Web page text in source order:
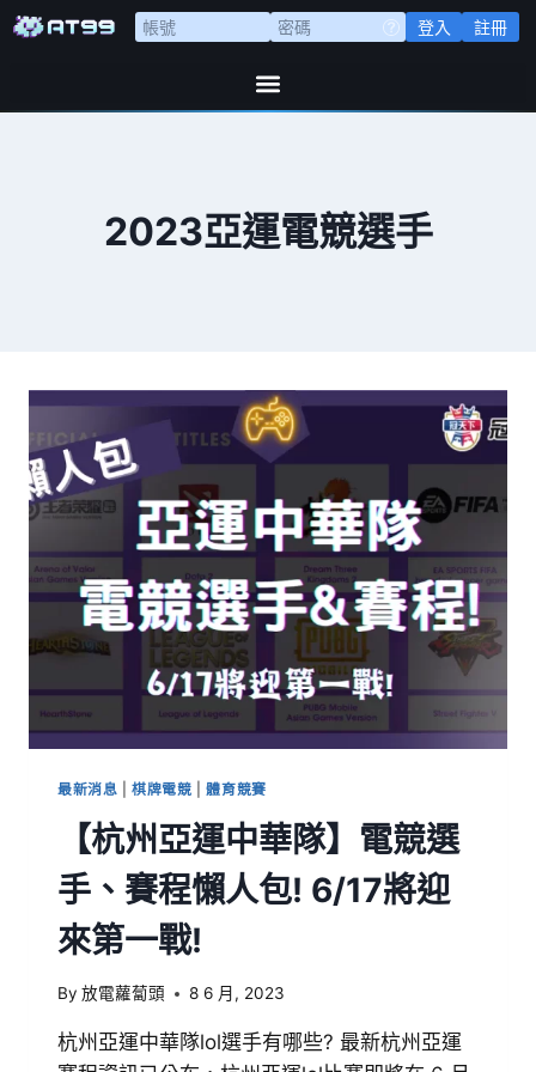
登入 註冊
2023亞運電競選手
最新消息 |棋牌電競 |體育競賽
【杭州亞運中華隊】電競選
手、賽程懶人包! 6/17將迎
來第一戰!
By 放電蘿蔔頭 8 6 月, 2023
杭州亞運中華隊lol選手有哪些? 最新杭州亞運